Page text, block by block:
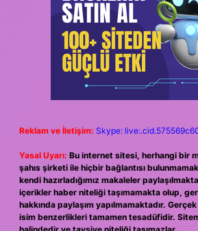
Reklam ve İletişim: Skype:
Yasal Uyarı: Bu internet sitesi, herhangi bir
şahıs şirketi ile hiçbir bağlantısı
kendi hazırladığımız makaleler
içerikler haber niteliği taşımamakta olup,
hakkında paylaşım yapılmamaktadır.
isim benzerlikleri tamamen tesadüfidir.